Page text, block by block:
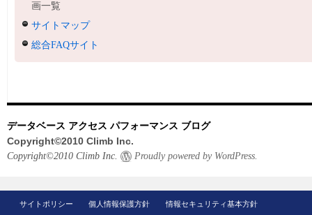
画一覧
サイトマップ
総合FAQサイト
データベース アクセス パフォーマンス ブログ
Copyright©2010 Climb Inc.
Copyright©2010 Climb Inc. Proudly powered by WordPress.
サイトポリシー 個人情報保護方針 情報セキュリティ基本方針